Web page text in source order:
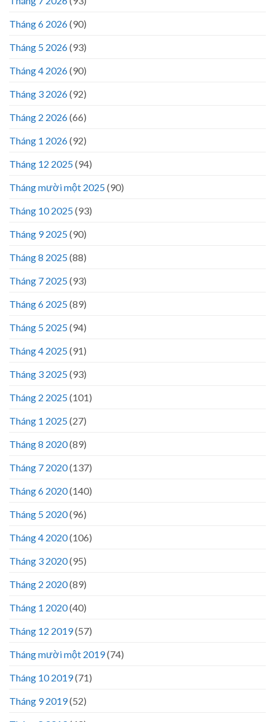
Tháng 6 2026(90)
Tháng 5 2026(93)
Tháng 4 2026(90)
Tháng 3 2026(92)
Tháng 2 2026(66)
Tháng 1 2026(92)
Tháng 12 2025(94)
Tháng mười một 2025(90)
Tháng 10 2025(93)
Tháng 9 2025(90)
Tháng 8 2025(88)
Tháng 7 2025(93)
Tháng 6 2025(89)
Tháng 5 2025(94)
Tháng 4 2025(91)
Tháng 3 2025(93)
Tháng 2 2025(101)
Tháng 1 2025(27)
Tháng 8 2020(89)
Tháng 7 2020(137)
Tháng 6 2020(140)
Tháng 5 2020(96)
Tháng 4 2020(106)
Tháng 3 2020(95)
Tháng 2 2020(89)
Tháng 1 2020(40)
Tháng 12 2019(57)
Tháng mười một 2019(74)
Tháng 10 2019(71)
Tháng 9 2019(52)